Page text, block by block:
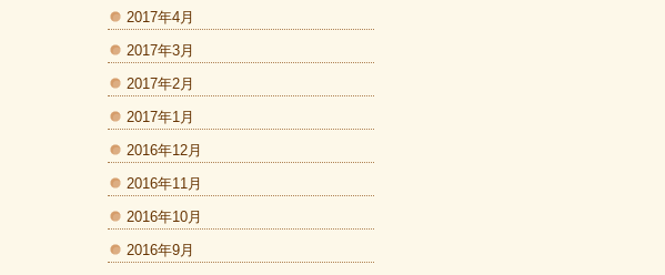
2017年4月
2017年3月
2017年2月
2017年1月
2016年12月
2016年11月
2016年10月
2016年9月